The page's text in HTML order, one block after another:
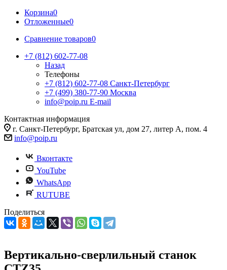
Корзина0
Отложенные0
Сравнение товаров0
+7 (812) 602-77-08
Назад
Телефоны
+7 (812) 602-77-08 Санкт-Петербург
+7 (499) 380-77-90 Москва
info@poip.ru E-mail
Контактная информация
г. Санкт-Петербург, Братская ул, дом 27, литер А, пом. 4
info@poip.ru
Вконтакте
YouTube
WhatsApp
RUTUBE
Поделиться
Вертикально-сверлильный станок